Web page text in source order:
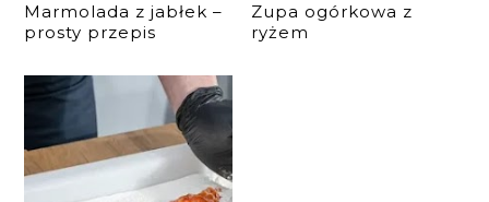
Marmolada z jabłek –
prosty przepis
Zupa ogórkowa z
ryżem